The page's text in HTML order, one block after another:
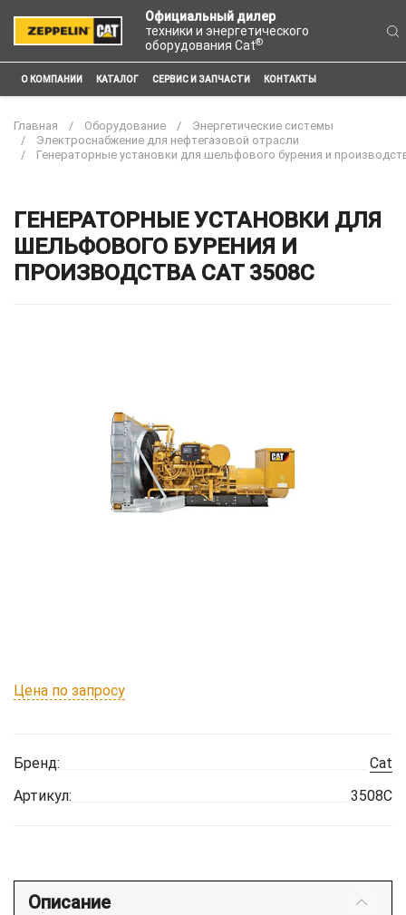
Официальный дилер
техники и энергетического
оборудования Cat®
О КОМПАНИИ КАТАЛОГ СЕРВИС И ЗАПЧАСТИ КОНТАКТЫ
Главная Оборудование
Энергетические системы
Электроснабжение для нефтегазовой отрасли
Генераторные установки для шельфового бурения и
ГЕНЕРАТОРНЫЕ УСТАНОВКИ ДЛЯ
ШЕЛЬФОВОГО БУРЕНИЯ И
ПРОИЗВОДСТВА CAT 3508C
Цена по запросу
Бренд:
Cat
Артикул:
3508C
Описание